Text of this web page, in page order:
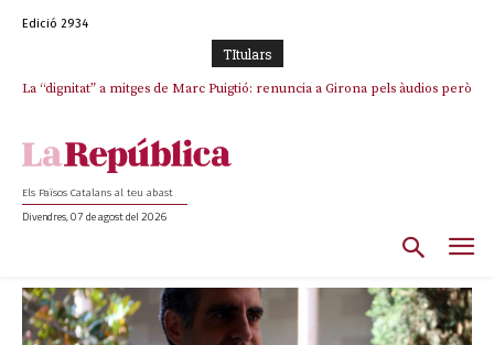
Edició 2934
TItulars
La “dignitat” a mitges de Marc Puigtió: renuncia a Girona pels àudios però
Els Països Catalans al teu abast
Divendres, 07 de agost del 2026